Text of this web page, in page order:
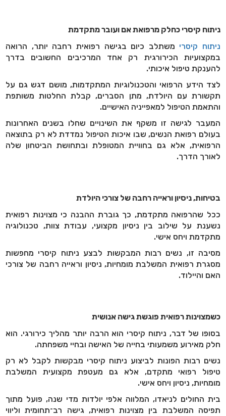
ניתוח קיסרי כחלק מרפואת אם ועובר מתקדמת
ניתוח קיסרימשתלב כיום בגישה רפואית רחבה יותר, הרואה
במקצועיות הכירורגית רק אחד המרכיבים החשובים בדרך
להענקת טיפול איכותי.
לצד הידע הרפואי והטכנולוגיות המתקדמות, מושם דגש גם על
תקשורת עם היולדת, מתן הסברים, קבלת החלטות משותפת
והתאמת הטיפול למאפייניה האישיים.
המעבר לגישה זו משקף את השינויים שחלו בשנים האחרונות
בעולם רפואת הנשים, שבו איכות הטיפול נמדדת לא רק בתוצאה
הרפואית, אלא גם בחוויית המטופלת ובתחושת הביטחון שלה
לאורך הדרך.
בטיחות, ניסיון וראייה רחבה של צורכי היולדת
ככל שהרפואה מתקדמת, כך גוברת ההבנה כי מצוינות רפואית
נשענת על שילוב בין ניסיון מקצועי, עבודת צוות, טכנולוגיה
מתקדמת ויחס אישי.
מסיבה זו, נשים רבות המבקשות לבצע ניתוח קיסרי מחפשות
מסגרת רפואית המשלבת מומחיות, ניסיון וראייה רחבה של צורכי
האם והיילוד.
כשמצוינות רפואית פוגשת גישה אנושית
בסופו של דבר, ניתוח קיסרי הוא הרבה יותר מהליך כירורגי. הוא
חלק מאירוע משמעותי בחייה של האישה ובחיי משפחתה.
נשים רבות הפונות לביצוע ניתוח קיסרי מבקשות לקבל לא רק
טיפול רפואי מתקדם, אלא גם מעטפת מקצועית המשלבת
מומחיות, ניסיון ויחס אישי.
בית החולים לניאדו, המלווה אלפי יולדות מדי שנה, פועל מתוך
תפיסה המשלבת בין מצוינות רפואית, גישה רב־תחומית וליווי